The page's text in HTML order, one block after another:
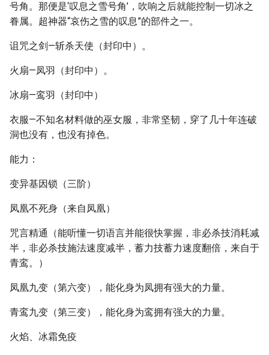
号角。那便是‘叹息之雪号角’，吹响之后就能控制一切冰之
眷属。超神器“哀伤之雪的叹息”的部件之一。
诅咒之剑—斩杀天使（封印中）。
火扇—凤羽（封印中）。
冰扇—鸾羽（封印中）
衣服—不知名材料做的巫女服，非常坚韧，穿了几十年连破
洞也没有，也没有掉色。
能力：
变异基因锁（三阶）
凤凰不死身（来自凤凰）
咒言精通（能听懂一切语言并能很快掌握，非必杀技消耗减
半，非必杀技施法速度减半，蓄力技蓄力速度翻倍，来自于
青鸾。）
凤凰九变（第六变），能化身为凤拥有强大的力量。
青鸾九变（第三变），能化身为鸾拥有强大的力量。
火焰、冰霜免疫